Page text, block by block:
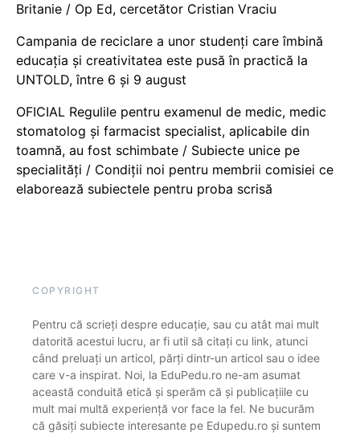
Britanie / Op Ed, cercetător Cristian Vraciu
Campania de reciclare a unor studenți care îmbină
educația și creativitatea este pusă în practică la
UNTOLD, între 6 și 9 august
OFICIAL Regulile pentru examenul de medic, medic
stomatolog și farmacist specialist, aplicabile din
toamnă, au fost schimbate / Subiecte unice pe
specialități / Condiții noi pentru membrii comisiei ce
elaborează subiectele pentru proba scrisă
COPYRIGHT
Pentru că scrieți despre educație, sau cu atât mai mult
datorită acestui lucru, ar fi util să citați cu link, atunci
când preluați un articol, părți dintr-un articol sau o idee
care v-a inspirat. Noi, la EduPedu.ro ne-am asumat
această conduită etică și sperăm că și publicațiile cu
mult mai multă experiență vor face la fel. Ne bucurăm
că găsiți subiecte interesante pe Edupedu.ro și suntem